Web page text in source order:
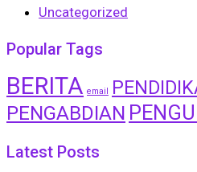
Uncategorized
Popular Tags
BERITA email
PENGABDIAN
Latest Posts